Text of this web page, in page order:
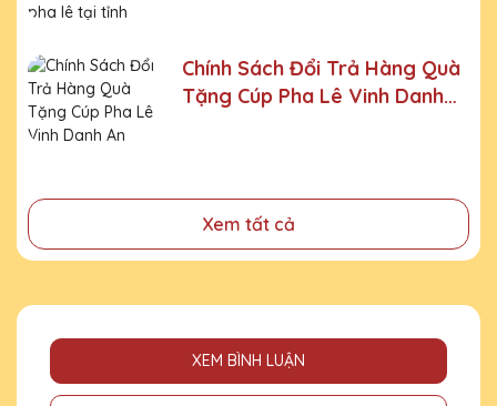
- Vinh danh cá nhân, tập thể đạt thành tích xuất sắc
- Tặng phẩm chứng nhận cho những nỗ lực, cố gắng của
cá nhân, tập thể
- Tri ân, thay lời cảm ơn gửi đến những cá nhân, tổ chức
đã cống hiến, đóng góp cho doanh nghiệp, cho cộng
Chính Sách Đổi Trả Hàng Quà
Tặng Cúp Pha Lê Vinh Danh
Xem tất cả
XEM BÌNH LUẬN